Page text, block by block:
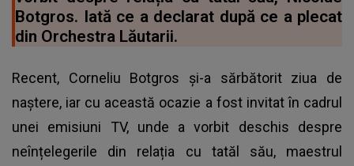
Botgros. Iată ce a declarat după ce a plecat
din Orchestra Lăutarii.
Recent, Corneliu Botgros și-a sărbătorit ziua de
naștere, iar cu această ocazie a fost invitat în cadrul
unei emisiuni TV, unde a vorbit deschis despre
neînțelegerile din relația cu tatăl său, maestrul